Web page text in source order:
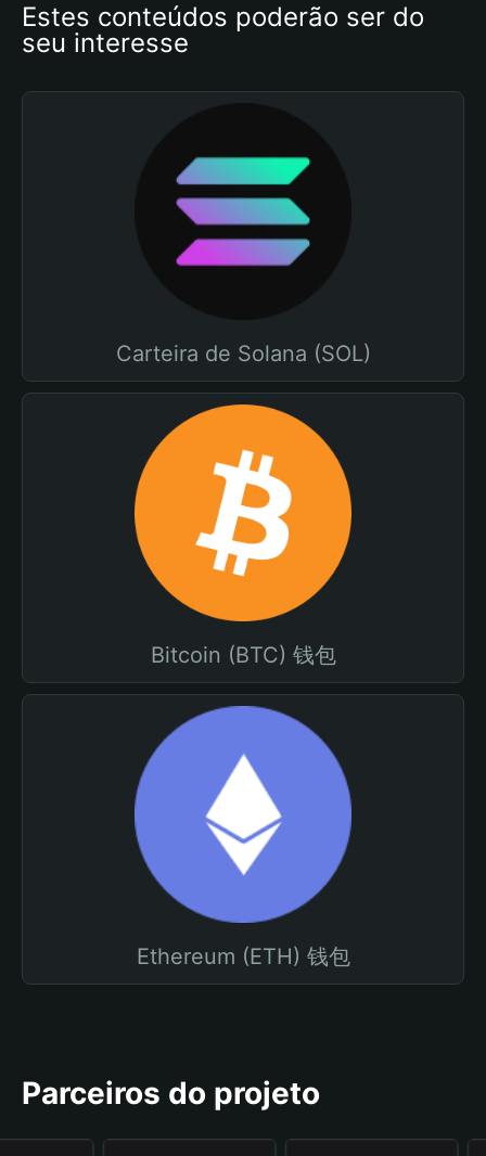
Estes conteúdos poderão ser do
seu interesse
Carteira de Solana (SOL)
Bitcoin (BTC) 钱包
Ethereum (ETH) 钱包
Parceiros do projeto